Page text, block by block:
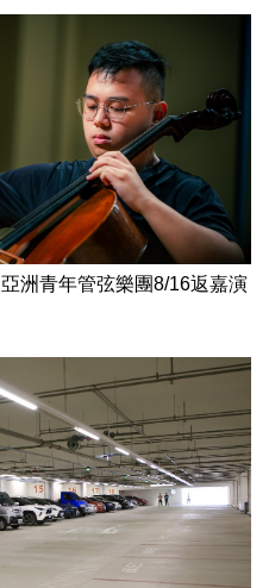
洲青年管弦樂團8/16返嘉演